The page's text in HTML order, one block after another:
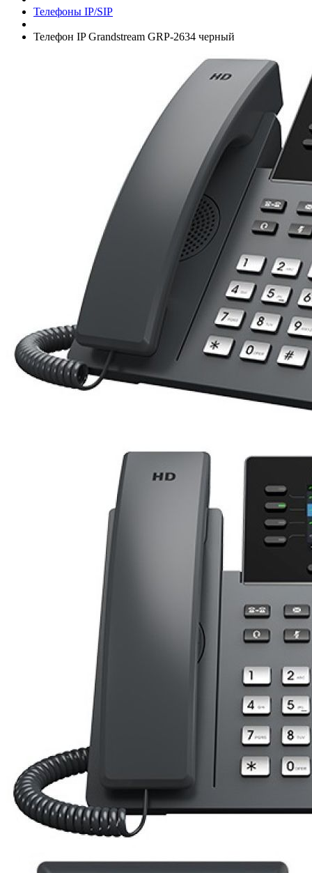
Телефоны IP/­SIP
Телефон IP Grandstream GRP-2634 черный